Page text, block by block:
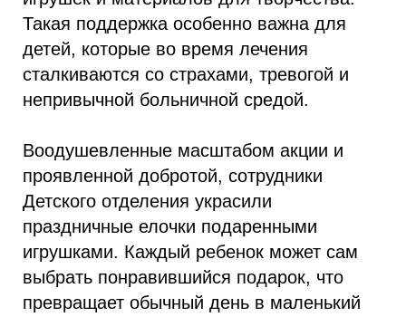
Такая поддержка особенно важна для
детей, которые во время лечения
сталкиваются со страхами, тревогой и
непривычной больничной средой.
Воодушевленные масштабом акции и
проявленной добротой, сотрудники
Детского отделения украсили
праздничные елочки подаренными
игрушками. Каждый ребенок может сам
выбрать понравившийся подарок, что
превращает обычный день в маленький